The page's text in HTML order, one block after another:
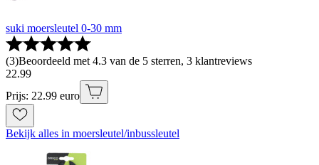
suki moersleutel 0-30 mm
(3)Beoordeeld met 4.3 van de 5 sterren, 3 klantreviews
22.99
Prijs: 22.99 euro
Bekijk alles in moersleutel/inbussleutel